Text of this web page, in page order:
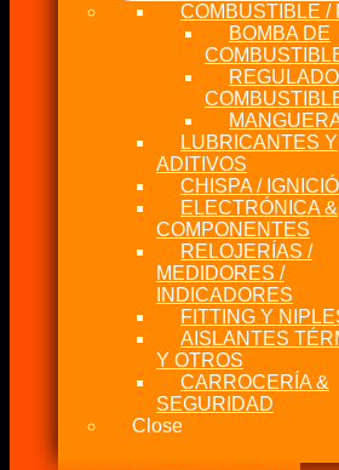
COMBUSTIBLE /
BOMBA DE
LUBRICANTES Y
ADITIVOS
CHISPA /
ELECTRÓNICA &
COMPONENTES
RELOJERÍAS /
MEDIDORES /
INDICADORES
FITTING Y
AISLANTES
Y OTROS
CARROCERÍA &
SEGURIDAD
Close